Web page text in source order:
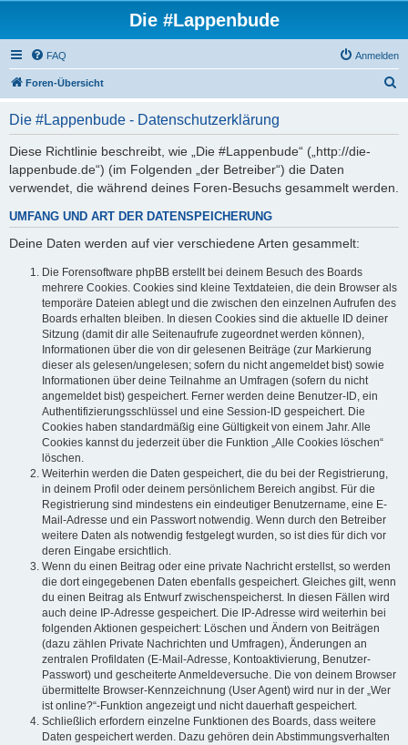
Die #Lappenbude
FAQ Anmelden
Foren-Übersicht
Die #Lappenbude - Datenschutzerklärung
Diese Richtlinie beschreibt, wie „Die #Lappenbude“ („http://die-
lappenbude.de“) (im Folgenden „der Betreiber“) die Daten
verwendet, die während deines Foren-Besuchs gesammelt werden.
UMFANG UND ART DER DATENSPEICHERUNG
Deine Daten werden auf vier verschiedene Arten gesammelt:
Die Forensoftware phpBB erstellt bei deinem Besuch des Boards
mehrere Cookies. Cookies sind kleine Textdateien, die dein Browser als
temporäre Dateien ablegt und die zwischen den einzelnen Aufrufen des
Boards erhalten bleiben. In diesen Cookies sind die aktuelle ID deiner
Sitzung (damit dir alle Seitenaufrufe zugeordnet werden können),
Informationen über die von dir gelesenen Beiträge (zur Markierung
dieser als gelesen/ungelesen; sofern du nicht angemeldet bist) sowie
Informationen über deine Teilnahme an Umfragen (sofern du nicht
angemeldet bist) gespeichert. Ferner werden deine Benutzer-ID, ein
Authentifizierungsschlüssel und eine Session-ID gespeichert. Die
Cookies haben standardmäßig eine Gültigkeit von einem Jahr. Alle
Cookies kannst du jederzeit über die Funktion „Alle Cookies löschen“
löschen.
Weiterhin werden die Daten gespeichert, die du bei der Registrierung,
in deinem Profil oder deinem persönlichem Bereich angibst. Für die
Registrierung sind mindestens ein eindeutiger Benutzername, eine E-
Mail-Adresse und ein Passwort notwendig. Wenn durch den Betreiber
weitere Daten als notwendig festgelegt wurden, so ist dies für dich vor
deren Eingabe ersichtlich.
Wenn du einen Beitrag oder eine private Nachricht erstellst, so werden
die dort eingegebenen Daten ebenfalls gespeichert. Gleiches gilt, wenn
du einen Beitrag als Entwurf zwischenspeicherst. In diesen Fällen wird
auch deine IP-Adresse gespeichert. Die IP-Adresse wird weiterhin bei
folgenden Aktionen gespeichert: Löschen und Ändern von Beiträgen
(dazu zählen Private Nachrichten und Umfragen), Änderungen an
zentralen Profildaten (E-Mail-Adresse, Kontoaktivierung, Benutzer-
Passwort) und gescheiterte Anmeldeversuche. Die von deinem Browser
übermittelte Browser-Kennzeichnung (User Agent) wird nur in der „Wer
ist online?“-Funktion angezeigt und nicht dauerhaft gespeichert.
Schließlich erfordern einzelne Funktionen des Boards, dass weitere
Daten gespeichert werden. Dazu gehören dein Abstimmungsverhalten